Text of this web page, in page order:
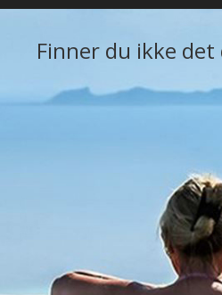
Finner du ikke